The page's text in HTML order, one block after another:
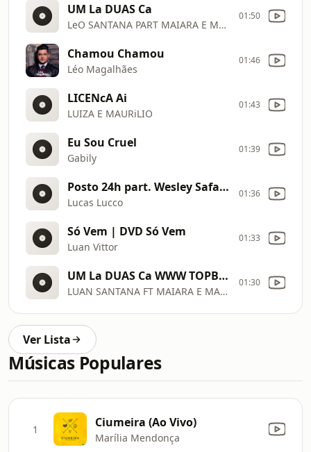
UM La DUAS Ca
LeO SANTANA PART MAIARA E MARAISA
01:50
Chamou Chamou
Léo Magalhães
01:46
LICENcA Ai
LUIZA E MAURiLIO
01:43
Eu Sou Cruel
Gabily
01:39
Posto 24h part. Wesley Safadão | DVD A Ørigem (Ao Vivo em Goiânia)
Lucas Lucco
01:36
Só Vem | DVD Só Vem
Luan Vittor
01:33
UM La DUAS Ca WWW TOPBRASIL100 COM BR
LUAN SANTANA FT MAIARA E MARAISA
01:30
Ver Lista
Músicas Populares
1 Ciumeira (Ao Vivo)
Marília Mendonça